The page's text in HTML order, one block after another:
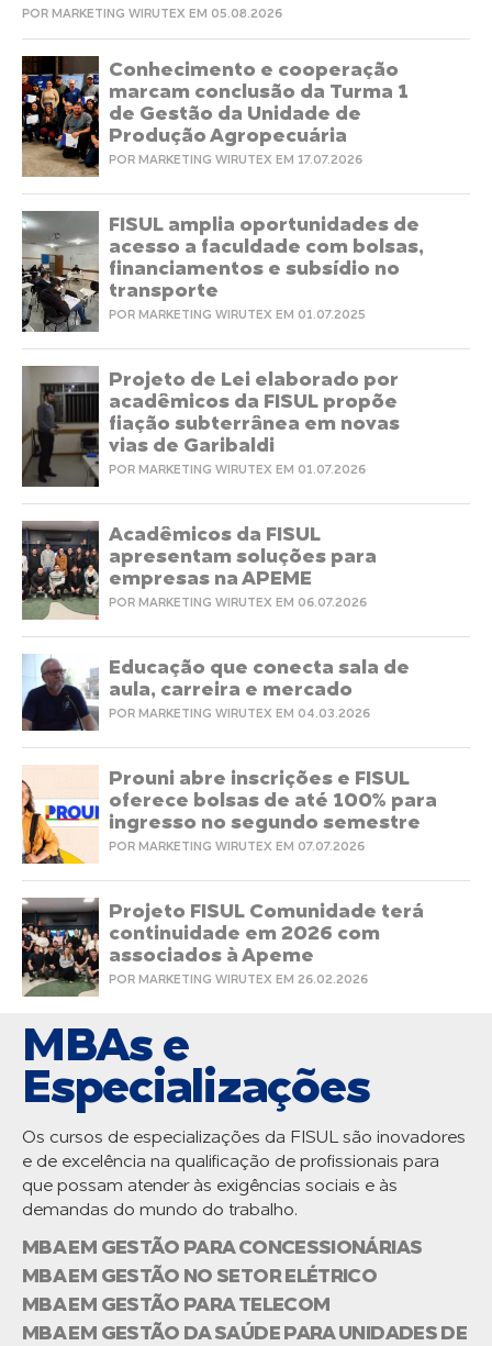
POR MARKETING WIRUTEX EM 05.08.2026
Conhecimento e cooperação
marcam conclusão da Turma 1
de Gestão da Unidade de
Produção Agropecuária
POR MARKETING WIRUTEX EM 17.07.2026
FISUL amplia oportunidades de
acesso a faculdade com bolsas,
financiamentos e subsídio no
transporte
POR MARKETING WIRUTEX EM 01.07.2025
Projeto de Lei elaborado por
acadêmicos da FISUL propõe
fiação subterrânea em novas
vias de Garibaldi
POR MARKETING WIRUTEX EM 01.07.2026
Acadêmicos da FISUL
apresentam soluções para
empresas na APEME
POR MARKETING WIRUTEX EM 06.07.2026
Educação que conecta sala de
aula, carreira e mercado
POR MARKETING WIRUTEX EM 04.03.2026
Prouni abre inscrições e FISUL
oferece bolsas de até 100% para
ingresso no segundo semestre
POR MARKETING WIRUTEX EM 07.07.2026
Projeto FISUL Comunidade terá
continuidade em 2026 com
associados à Apeme
POR MARKETING WIRUTEX EM 26.02.2026
MBAs e
Especializações
Os cursos de especializações da FISUL são inovadores
e de excelência na qualificação de profissionais para
que possam atender às exigências sociais e às
demandas do mundo do trabalho.
MBA EM GESTÃO PARA CONCESSIONÁRIAS
MBA EM GESTÃO NO SETOR ELÉTRICO
MBA EM GESTÃO PARA TELECOM
MBA EM GESTÃO DA SAÚDE PARA UNIDADES DE